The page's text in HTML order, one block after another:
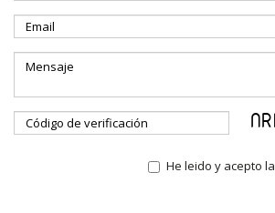
He leido y acepto la